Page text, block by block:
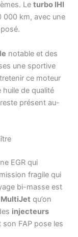
Leturbo IHI
000 km, avec une
notable et des
une sportive
ce moteur
de qualité
présent au-
EGR qui
fragile qui
bi-masse est
qu’on
injecteurs
son FAP pose les